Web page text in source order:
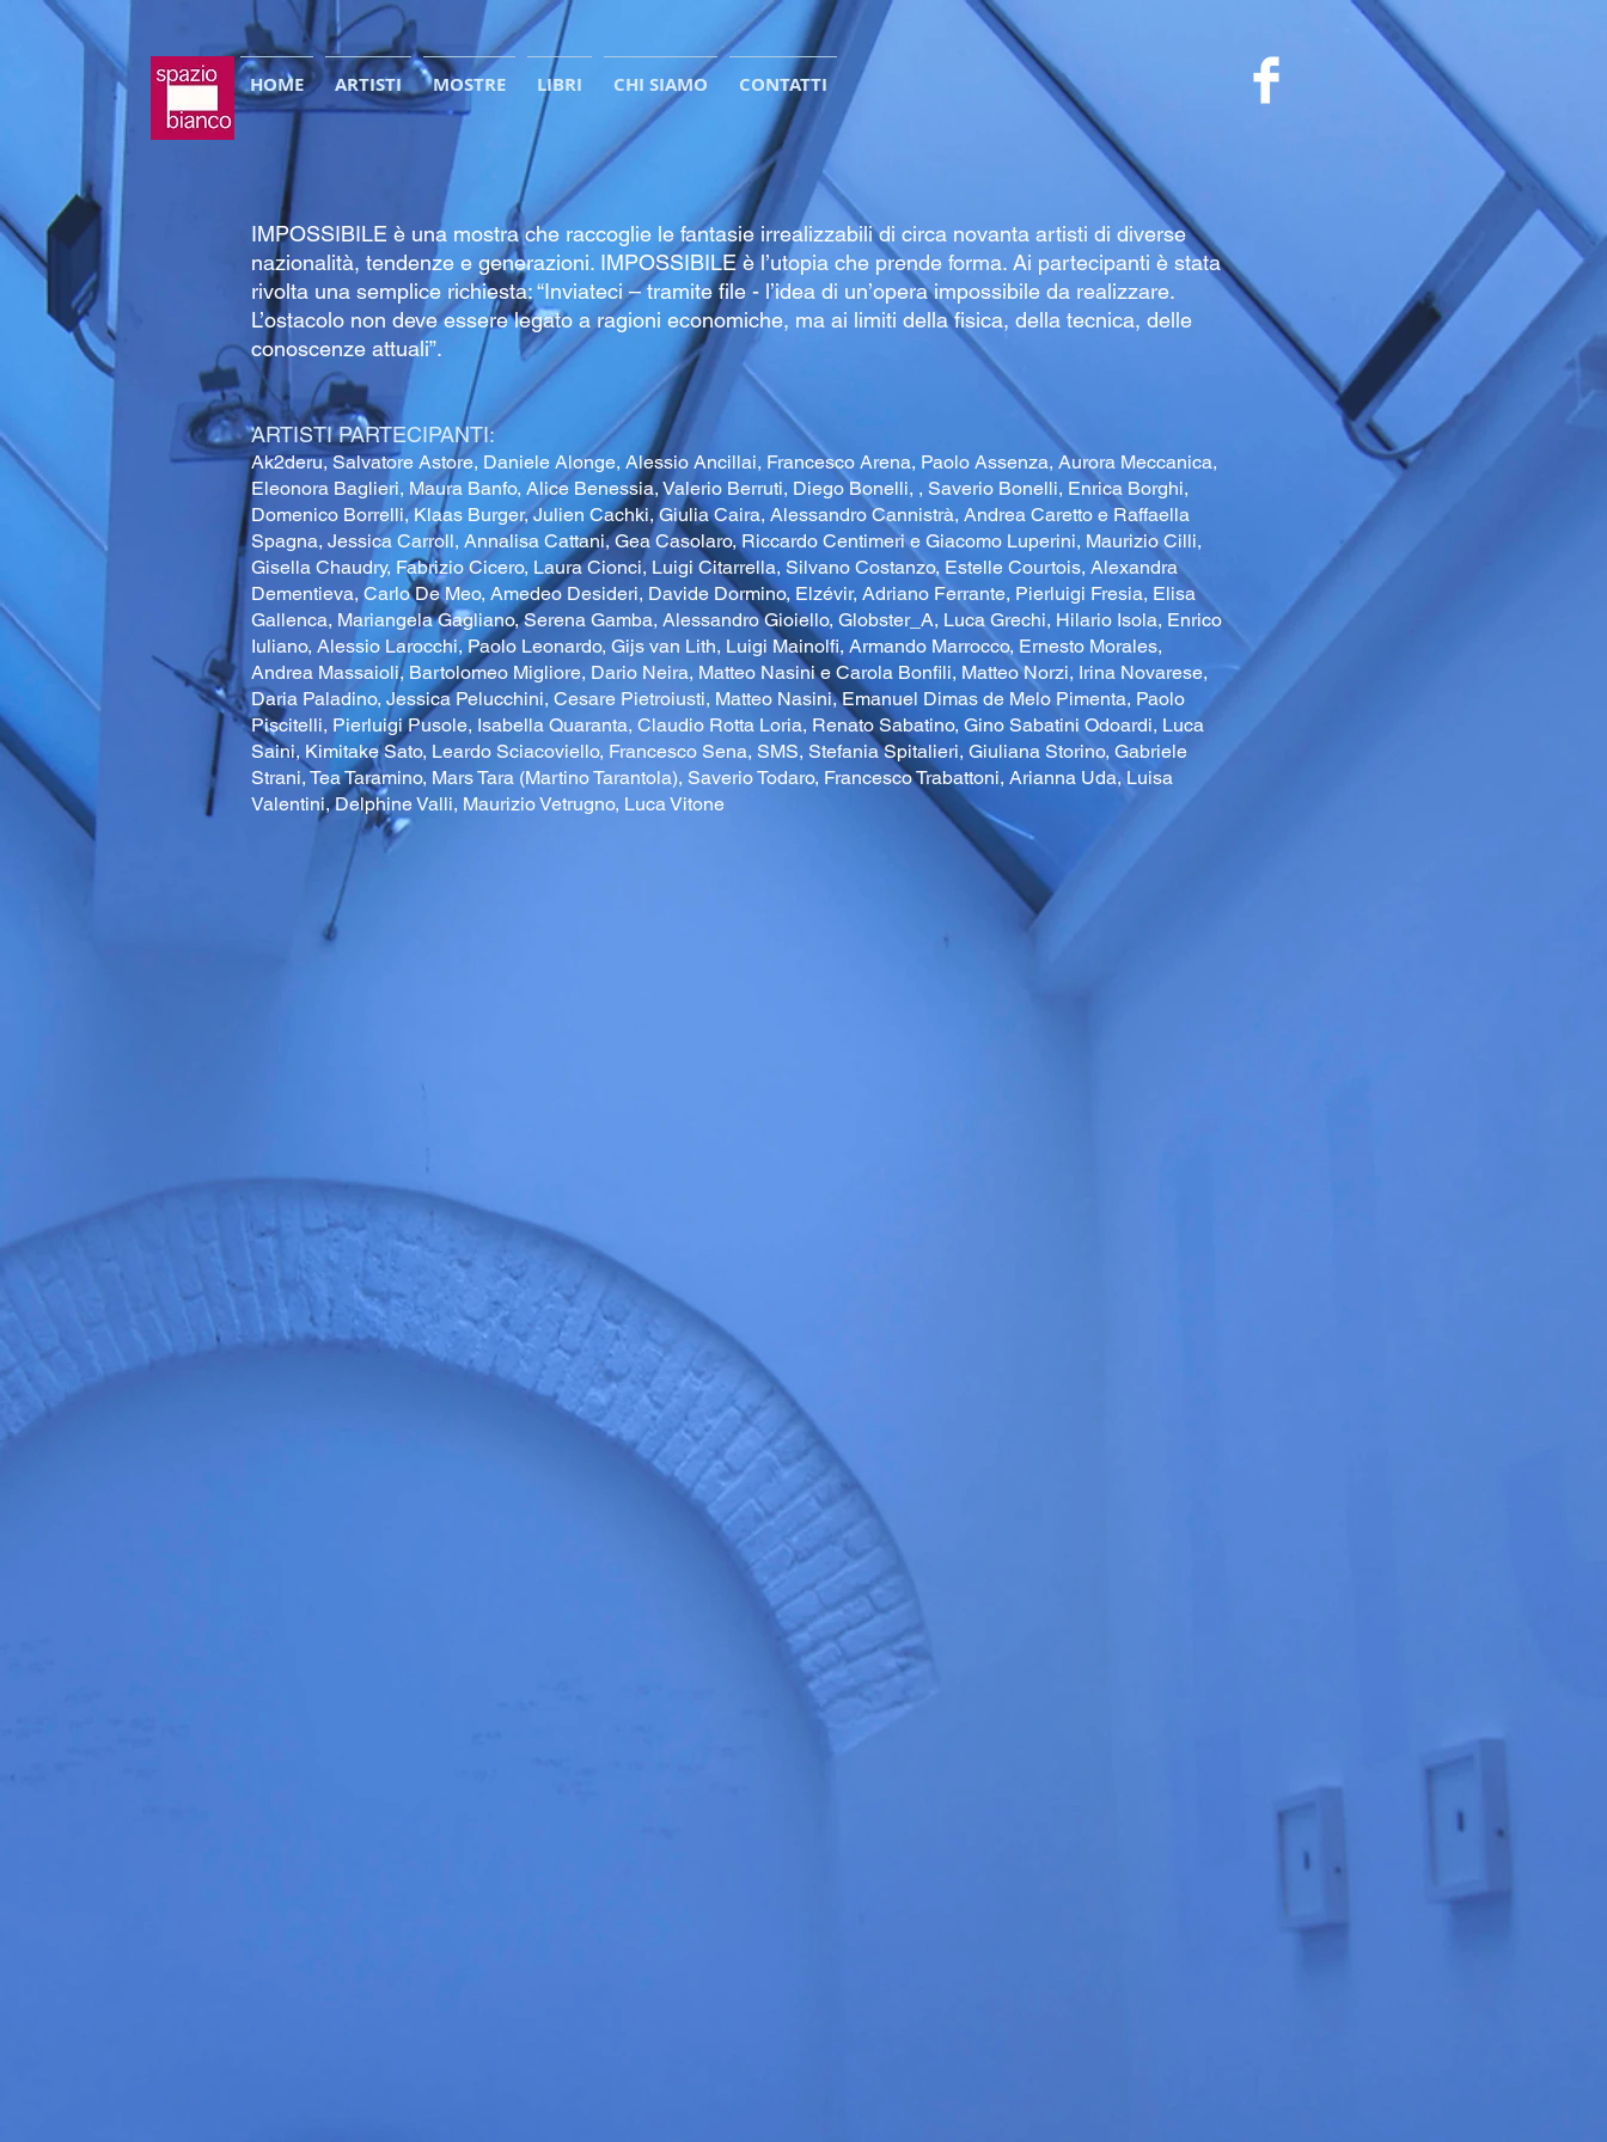
HOME ARTISTI MOSTRE LIBRI CHI SIAMO CONTATTI
IMPOSSIBILE è una mostra che raccoglie le fantasie irrealizzabili di circa novanta artisti di diverse
nazionalità, tendenze e generazioni. IMPOSSIBILE è l’utopia che prende forma. Ai partecipanti è stata
rivolta una semplice richiesta: “Inviateci – tramite file - l’idea di un’opera impossibile da realizzare.
L’ostacolo non deve essere legato a ragioni economiche, ma ai limiti della fisica, della tecnica, delle
conoscenze attuali”.
ARTISTI PARTECIPANTI:
Ak2deru, Salvatore Astore, Daniele Alonge, Alessio Ancillai, Francesco Arena, Paolo Assenza, Aurora Meccanica,
Eleonora Baglieri, Maura Banfo, Alice Benessia, Valerio Berruti, Diego Bonelli, , Saverio Bonelli, Enrica Borghi,
Domenico Borrelli, Klaas Burger, Julien Cachki, Giulia Caira, Alessandro Cannistrà, Andrea Caretto e Raffaella
Spagna, Jessica Carroll, Annalisa Cattani, Gea Casolaro, Riccardo Centimeri e Giacomo Luperini, Maurizio Cilli,
Gisella Chaudry, Fabrizio Cicero, Laura Cionci, Luigi Citarrella, Silvano Costanzo, Estelle Courtois, Alexandra
Dementieva, Carlo De Meo, Amedeo Desideri, Davide Dormino, Elzévir, Adriano Ferrante, Pierluigi Fresia, Elisa
Gallenca, Mariangela Gagliano, Serena Gamba, Alessandro Gioiello, Globster_A, Luca Grechi, Hilario Isola, Enrico
Iuliano, Alessio Larocchi, Paolo Leonardo, Gijs van Lith, Luigi Mainolfi, Armando Marrocco, Ernesto Morales,
Andrea Massaioli, Bartolomeo Migliore, Dario Neira, Matteo Nasini e Carola Bonfili, Matteo Norzi, Irina Novarese,
Daria Paladino, Jessica Pelucchini, Cesare Pietroiusti, Matteo Nasini,Emanuel Dimas de Melo Pimenta, Paolo
Piscitelli, Pierluigi Pusole, Isabella Quaranta, Claudio Rotta Loria, Renato Sabatino, Gino Sabatini Odoardi, Luca
Saini, Kimitake Sato, Leardo Sciacoviello, Francesco Sena, SMS, Stefania Spitalieri, Giuliana Storino, Gabriele
Strani, Tea Taramino, Mars Tara (Martino Tarantola), Saverio Todaro, Francesco Trabattoni, Arianna Uda, Luisa
Valentini, Delphine Valli, Maurizio Vetrugno, Luca Vitone